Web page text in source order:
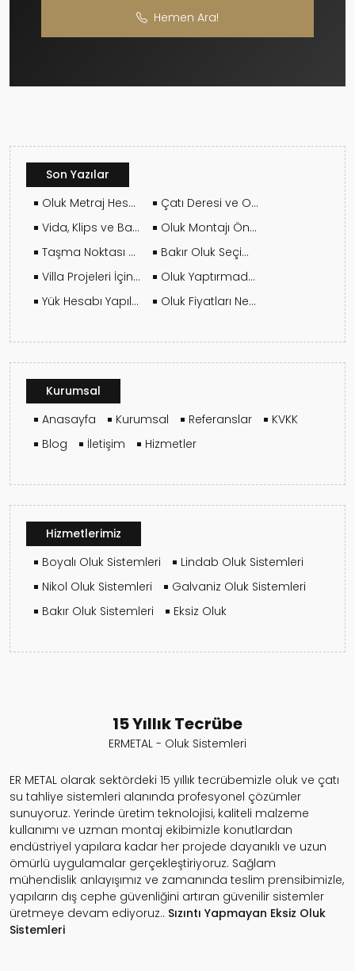
Hemen Ara!
15 Yıllık Tecrübe
ERMETAL - Oluk Sistemleri
ER METAL olarak sektördeki 15 yıllık tecrübemizle oluk ve çatı
su tahliye sistemleri alanında profesyonel çözümler
sunuyoruz. Yerinde üretim teknolojisi, kaliteli malzeme
kullanımı ve uzman montaj ekibimizle konutlardan
endüstriyel yapılara kadar her projede dayanıklı ve uzun
ömürlü uygulamalar gerçekleştiriyoruz. Sağlam
mühendislik anlayışımız ve zamanında teslim prensibimizle,
yapıların dış cephe güvenliğini artıran güvenilir sistemler
üretmeye devam ediyoruz.. Sızıntı Yapmayan Eksiz Oluk
Sistemleri
Kurumsal
Anasayfa
Kurumsal Referanslar
KVKK
Blog
İletişim Hizmetler
Hizmetlerimiz
Boyalı Oluk Sistemleri
Lindab Oluk Sistemleri
Nikol Oluk Sistemleri
Galvaniz Oluk Sistemleri
Bakır Oluk Sistemleri
Eksiz Oluk
Son Yazılar
Oluk Metraj Hesabı Nasıl Yapılır?
Çatı Deresi ve Oluk Arasındaki Fark Nedir?
Vida, Klips ve Bağlantı Elemanları Seçim Rehberi
Oluk Montajı Öncesi Çatıda Hangi Kontroller Yapılmalı?
Taşma Noktası Nereye, Nasıl Eklenir?
Bakır Oluk Seçimi Hangi Yapılar İçin Daha Uygundur?
Villa Projeleri İçin En Uygun Oluk Sistemi Hangisi?
Oluk Yaptırmadan Önce Keşif Neden Gereklidir?
Yük Hesabı Yapılmadan Kuruluma Başlanmamalı
Oluk Fiyatları Neye Göre Değişir?